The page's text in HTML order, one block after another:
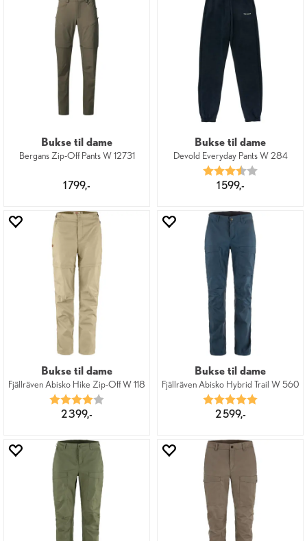
Bukse til dame
Bergans Zip-Off Pants W 12731
1 799,-
Bukse til dame
Devold Everyday Pants W 284
Karakter:
1 599,-
Bukse til dame
Fjällräven Abisko Hike Zip-Off W 118
Karakter:
2 399,-
Bukse til dame
Fjällräven Abisko Hybrid Trail W 560
Karakter:
2 599,-